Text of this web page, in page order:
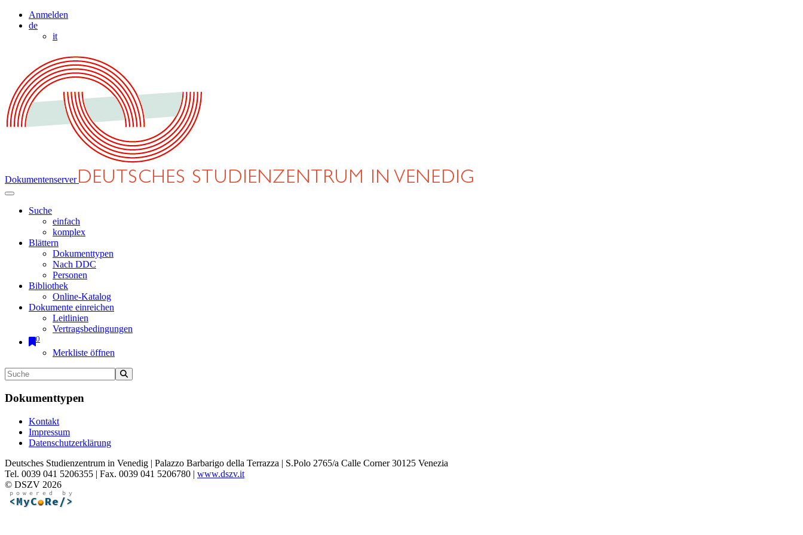
Anmelden
de
it
Dokumentenserver
Suche
einfach
komplex
Blättern
Dokumenttypen
Nach DDC
Personen
Bibliothek
Online-Katalog
Dokumente einreichen
Leitlinien
Vertragsbedingungen
0
Merkliste öffnen
Dokumenttypen
Kontakt
Impressum
Datenschutzerklärung
Deutsches Studienzentrum in Venedig | Palazzo Barbarigo della Terrazza | S.Polo 2765/a Calle Corner 30125 Venezia
Tel. 0039 041 5206355 | Fax. 0039 041 5206780 | www.dszv.it
© DSZV 2026